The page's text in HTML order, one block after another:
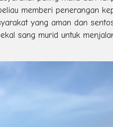
memberi penerangan
yang aman dan
sang murid untuk